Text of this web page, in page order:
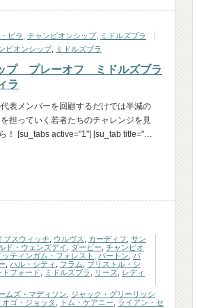
ビラ チャンピオンシップ,
ミドルズブラ
ピオンシップ, ミドルズブラ
プ プレーオフ ミドルズブラ
ラ
表メンバーを回顧するだけでは半減の
担っていく若者たちのチャレンジを見
！ [su_tabs active="1"] [su_tab title="…
プスウィッチ ウルヴス カーディフ サン
ド・ウェンズデイ ダービー チャンピオ
ッティンガム・フォレスト バートン
バ
ハル・シティ フラム
ブリストル・シ
トフォード ミドルズブラ リーズ レディ
ムズ・マディソン
ジャック・グリーリッシ
オゴ・ジョッタ トム・ケアニー
ライアン・セ